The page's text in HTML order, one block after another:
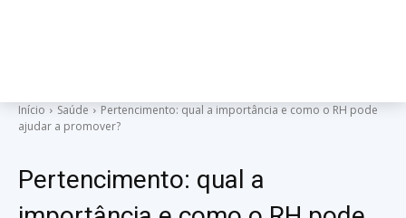
Início Saúde
Pertencimento: qual a importância e como o RH pode
ajudar a promover?
Pertencimento: qual a